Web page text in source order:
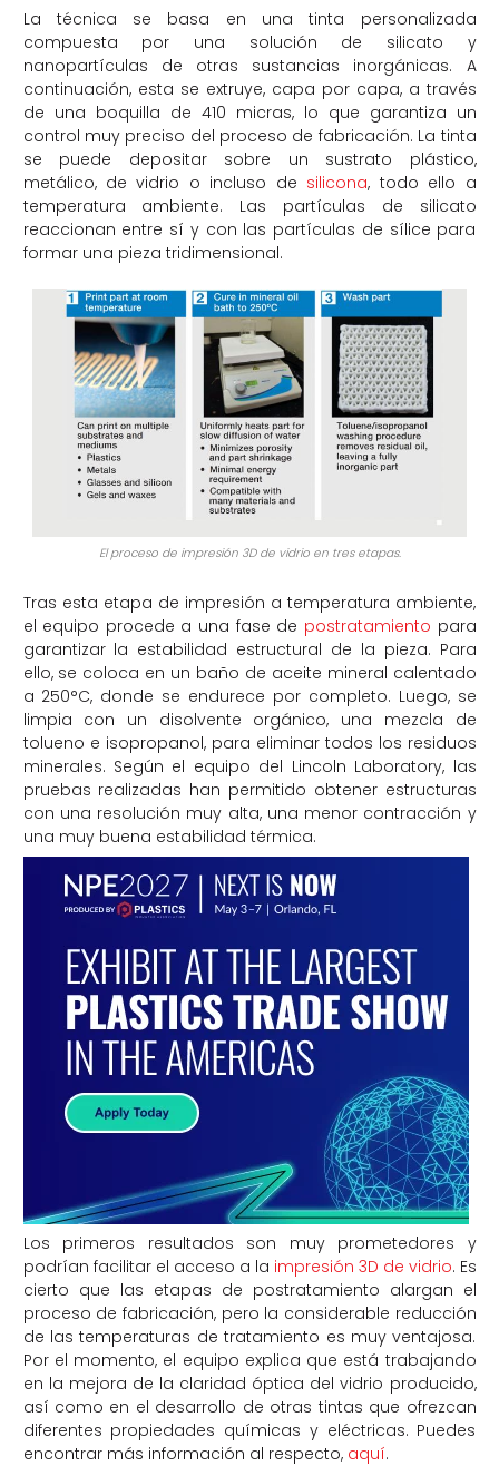
La técnica se basa en una tinta personalizada
compuesta por una solución de silicato y
nanopartículas de otras sustancias inorgánicas. A
continuación, esta se extruye, capa por capa, a través
de una boquilla de 410 micras, lo que garantiza un
control muy preciso del proceso de fabricación. La tinta
se puede depositar sobre un sustrato plástico,
metálico, de vidrio o incluso de silicona, todo ello a
temperatura ambiente. Las partículas de silicato
reaccionan entre sí y con las partículas de sílice para
formar una pieza tridimensional.
El proceso de impresión 3D de vidrio en tres etapas.
Tras esta etapa de impresión a temperatura ambiente,
el equipo procede a una fase de postratamiento para
garantizar la estabilidad estructural de la pieza. Para
ello, se coloca en un baño de aceite mineral calentado
a 250°C, donde se endurece por completo. Luego, se
limpia con un disolvente orgánico, una mezcla de
tolueno e isopropanol, para eliminar todos los residuos
minerales. Según el equipo del Lincoln Laboratory, las
pruebas realizadas han permitido obtener estructuras
con una resolución muy alta, una menor contracción y
una muy buena estabilidad térmica.
Los primeros resultados son muy prometedores y
podrían facilitar el acceso a la impresión 3D de vidrio. Es
cierto que las etapas de postratamiento alargan el
proceso de fabricación, pero la considerable reducción
de las temperaturas de tratamiento es muy ventajosa.
Por el momento, el equipo explica que está trabajando
en la mejora de la claridad óptica del vidrio producido,
así como en el desarrollo de otras tintas que ofrezcan
diferentes propiedades químicas y eléctricas. Puedes
encontrar más información al respecto, aquí.